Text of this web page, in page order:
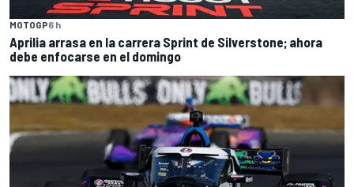
MOTOGP6 h
Aprilia arrasa en la carrera Sprint de Silverstone; ahora
debe enfocarse en el domingo